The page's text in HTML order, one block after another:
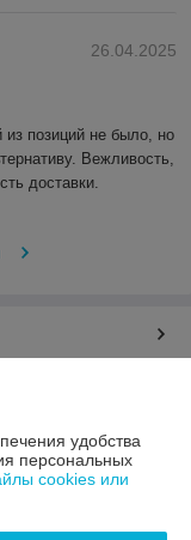
26.04.2025
из позиций не было, но
Вежливость,
доставки.
удобства
персональных
cookies или